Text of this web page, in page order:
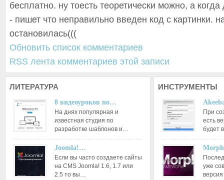
бесплатно. ну тоесть теоретически можно, а
- пишет что неправильно введен код с картинки.
остановилась(((
Обновить список комментариев
RSS лента комментариев этой записи
ЛИТЕРАТУРА
8 видеоуроков по…
На днях популярная и
известная студия по
разработке шаблонов и…
Joomla!…
Если вы часто создаете сайты
на CMS Joomla! 1.6, 1.7 или
2.5 то вы…
ИНСТРУМЕНТЫ
При
есть
будет
уже